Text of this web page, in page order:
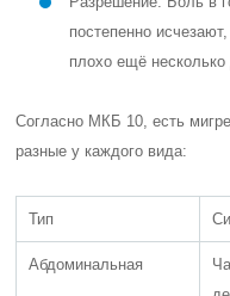
постепенно
плохо ещё несколько
Согласно МКБ 10, есть
разные у каждого вида:
Тип
Абдоминальная